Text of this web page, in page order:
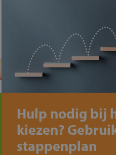
Hulp nodig bij
kiezen?
stappenplan